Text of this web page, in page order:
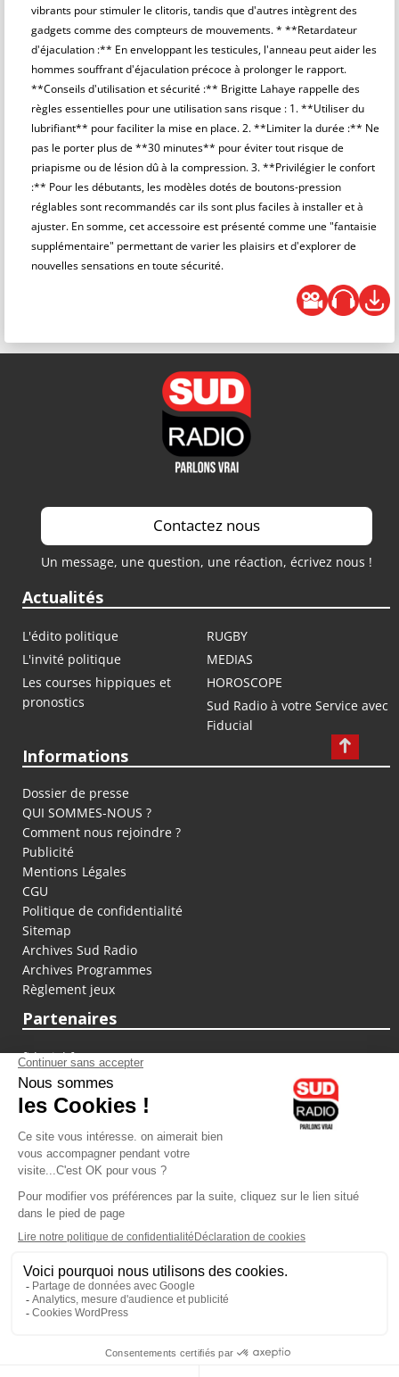
vibrants pour stimuler le clitoris, tandis que d'autres intègrent des
gadgets comme des compteurs de mouvements. * **Retardateur
d'éjaculation :** En enveloppant les testicules, l'anneau peut aider les
hommes souffrant d'éjaculation précoce à prolonger le rapport.
**Conseils d'utilisation et sécurité :** Brigitte Lahaye rappelle des
règles essentielles pour une utilisation sans risque : 1. **Utiliser du
lubrifiant** pour faciliter la mise en place. 2. **Limiter la durée :** Ne
pas le porter plus de **30 minutes** pour éviter tout risque de
priapisme ou de lésion dû à la compression. 3. **Privilégier le confort
:** Pour les débutants, les modèles dotés de boutons-pression
réglables sont recommandés car ils sont plus faciles à installer et à
ajuster. En somme, cet accessoire est présenté comme une "fantaisie
supplémentaire" permettant de varier les plaisirs et d'explorer de
nouvelles sensations en toute sécurité.
Contactez nous
Un message, une question, une réaction, écrivez nous !
Actualités
L'édito politique
RUGBY
L'invité politique
MEDIAS
Les courses hippiques et
pronostics
HOROSCOPE
Sud Radio à votre Service avec
Fiducial
Informations
Dossier de presse
QUI SOMMES-NOUS ?
Comment nous rejoindre ?
Publicité
Mentions Légales
CGU
Politique de confidentialité
Sitemap
Archives Sud Radio
Archives Programmes
Règlement jeux
Partenaires
fiducial.fr
lyoncapitale.fr
olympique-et-lyonnais.com
L'application Iphone / Android
Téléchargez l'application
Les cookies
Gestion des cookies
Crédit photos : ©Sud Radio / Pierre Olivier